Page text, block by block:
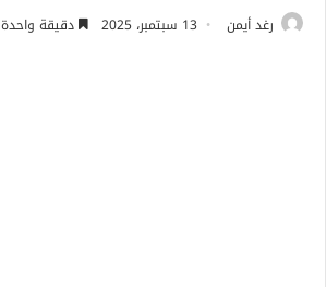
رغد أيمن 13 سبتمبر، 2025 دقيقة واحدة